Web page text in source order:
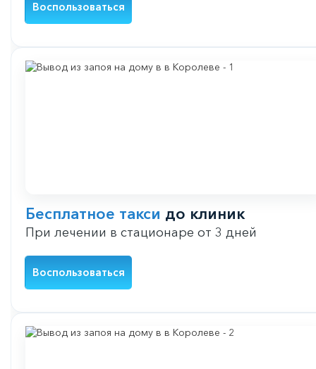
Воспользоваться
Бесплатное такси до клиник
При лечении в стационаре от 3 дней
Воспользоваться